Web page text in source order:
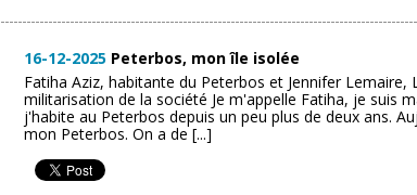
16-12-2025 Peterbos, mon île isolée
Fatiha Aziz, habitante du Peterbos et Jennifer
militarisation de la société Je m'appelle Fatiha, je suis
j'habite au Peterbos depuis un peu plus de deux ans.
mon Peterbos. On a de [...]